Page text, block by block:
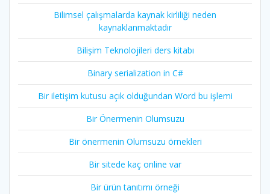
Bilimsel çalışmalarda kaynak kirliliği neden
kaynaklanmaktadır
Bilişim Teknolojileri ders kitabı
Binary serialization in C#
Bir iletişim kutusu açık olduğundan Word bu işlemi
Bir Önermenin Olumsuzu
Bir önermenin Olumsuzu örnekleri
Bir sitede kaç online var
Bir ürün tanıtımı örneği